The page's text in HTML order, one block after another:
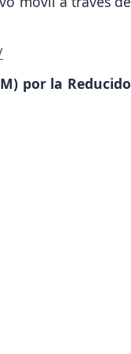
por la Reducido